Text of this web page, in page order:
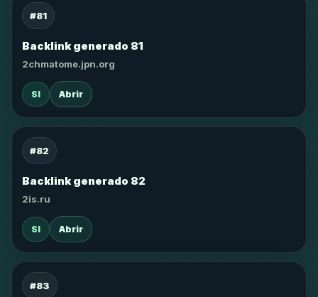
#81
Backlink generado 81
2chmatome.jpn.org
SI Abrir
#82
Backlink generado 82
2is.ru
SI Abrir
#83